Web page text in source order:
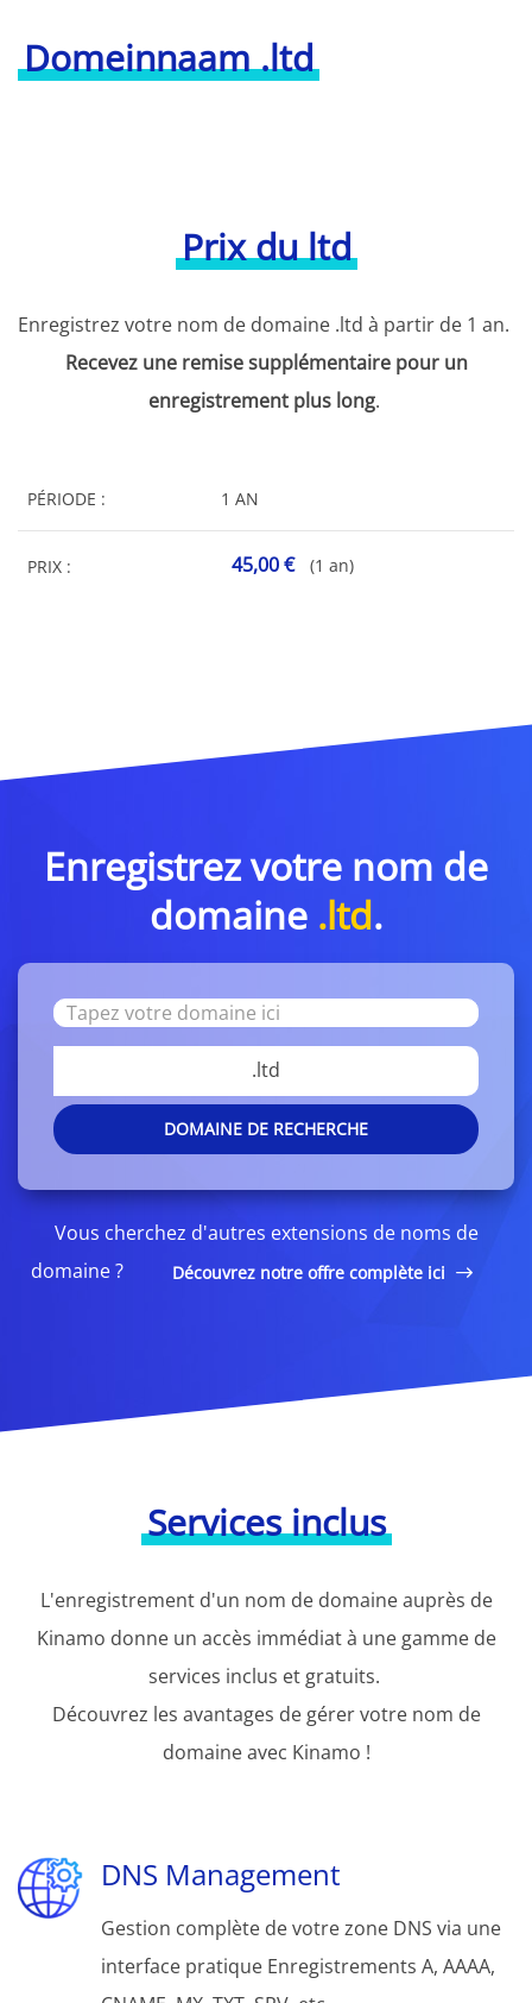
Domeinnaam .ltd
Prix du ltd
Enregistrez votre nom de domaine .ltd à partir de 1 an.
Recevez une remise supplémentaire pour un
enregistrement plus long.
PÉRIODE : 1 AN
PRIX : 45,00 € (1 an)
Enregistrez votre nom de
domaine .ltd.
.ltd
DOMAINE DE RECHERCHE
Vous cherchez d'autres extensions de noms de
domaine ?
Découvrez notre offre complète ici
Services inclus
L'enregistrement d'un nom de domaine auprès de
Kinamo donne un accès immédiat à une gamme de
services inclus et gratuits.
Découvrez les avantages de gérer votre nom de
domaine avec Kinamo !
DNS Management
Gestion complète de votre zone DNS via une
interface pratique Enregistrements A, AAAA,